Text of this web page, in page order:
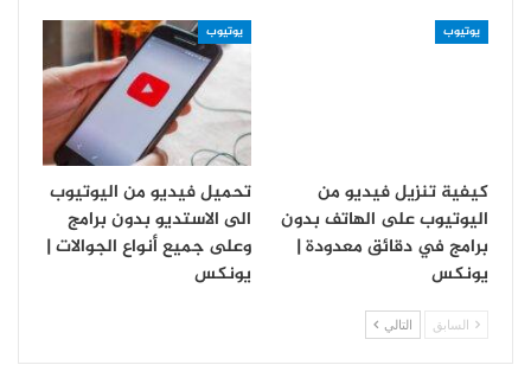
يوتيوب
كيفية تنزيل فيديو من
اليوتيوب على الهاتف بدون
برامج في دقائق معدودة |
يونكس
يوتيوب
تحميل فيديو من اليوتيوب
الى الاستديو بدون برامج
وعلى جميع أنواع الجوالات |
يونكس
السابق التالي